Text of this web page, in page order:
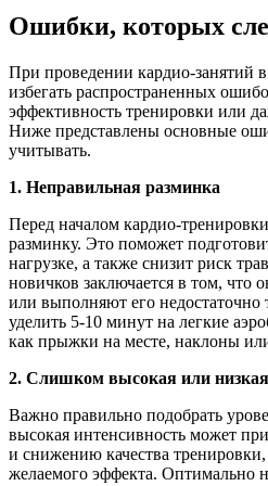
Ошибки, которых
При проведении кардио-занятий
избегать распространенных
эффективность тренировки или
Ниже представлены основные
учитывать.
1. Неправильная разминка
Перед началом кардио-
разминку. Это поможет
нагрузке, а также снизит риск
новичков заключается в том, что
или выполняют его недостаточно
уделить 5-10 минут на легкие
как прыжки на месте, наклоны
2. Слишком высокая или низкая
Важно правильно подобрать
высокая интенсивность может
и снижению качества
желаемого эффекта. Оптимально